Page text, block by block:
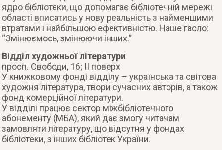
ядро бібліотеки, що допомагає бібліотечній мережі
області вписатись у нову реальність з найменшими
втратами і найбільшою ефективністю. Наше гасло:
“Змінюємось, змінюючи інших.”
Відділ художньої літератури
просп. Свободи, 16; ІІ поверх
У книжковому фонді відділу – українська та світова
художня література, твори сучасних авторів, а також
фонд комерційної літератури.
У відділі працює сектор міжбібліотечного
абонементу (МБА), який дає змогу читачам
замовляти літературу, що відсутня у фондах
бібліотеки, з інших бібліотек України.